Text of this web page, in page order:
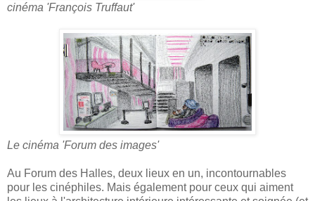
cinéma 'François Truffaut'
Le cinéma 'Forum des images'
Au Forum des Halles, deux lieux en un, incontournables
pour les cinéphiles. Mais également pour ceux qui aiment